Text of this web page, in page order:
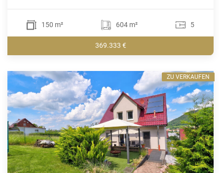
150 m² 604 m² 5
369.333 €
ZU VERKAUFEN